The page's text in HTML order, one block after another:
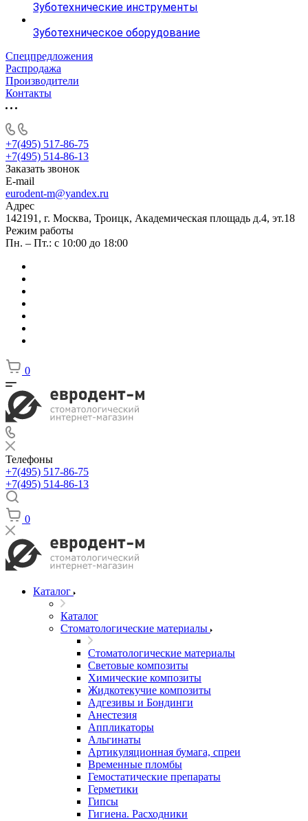
Зуботехнические инструменты
Зуботехническое оборудование
Спецпредложения
Распродажа
Производители
Контакты
+7(495) 517-86-75
+7(495) 514-86-13
Заказать звонок
E-mail
eurodent-m@yandex.ru
Адрес
142191, г. Москва, Троицк, Академическая площадь д.4, эт.18
Режим работы
Пн. – Пт.: с 10:00 до 18:00
0
Телефоны
+7(495) 517-86-75
+7(495) 514-86-13
0
Каталог
Каталог
Стоматологические материалы
Стоматологические материалы
Световые композиты
Химические композиты
Жидкотекучие композиты
Адгезивы и Бондинги
Анестезия
Аппликаторы
Альгинаты
Артикуляционная бумага, спреи
Временные пломбы
Гемостатические препараты
Герметики
Гипсы
Гигиена. Расходники